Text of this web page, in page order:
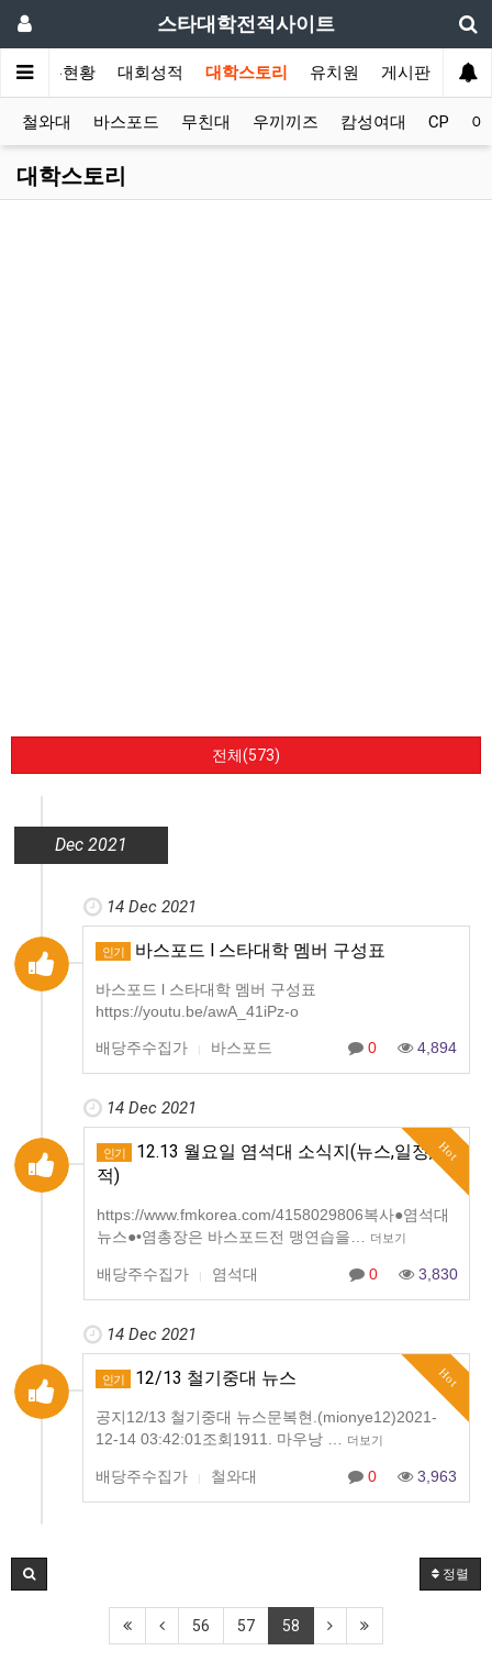
스타대학전적사이트
스폰현황 대회성적 대학스토리 유치원 게시판 후원
철와대 바스포드 무친대 우끼끼즈 캄성여대 CP 아
대학스토리
전체(573)
Dec 2021
14 Dec 2021
인기 바스포드 l 스타대학 멤버 구성표
바스포드 l 스타대학 멤버 구성표
https://youtu.be/awA_41iPz-o
배당주수집가 | 바스포드 0 4,894
14 Dec 2021
Hot
인기
12.13 월요일 염석대 소식지(뉴스,일정,전
적)
https://www.fmkorea.com/4158029806복사●염석대
뉴스●•염총장은 바스포드전 맹연습을…
더보기
배당주수집가 | 염석대 0 3,830
14 Dec 2021
Hot
인기 12/13 철기중대 뉴스
공지12/13 철기중대 뉴스문복현.(mionye12)2021-
12-14 03:42:01조회1911. 마우낭 …
더보기
배당주수집가 | 철와대 0 3,963
정렬
56 57 58